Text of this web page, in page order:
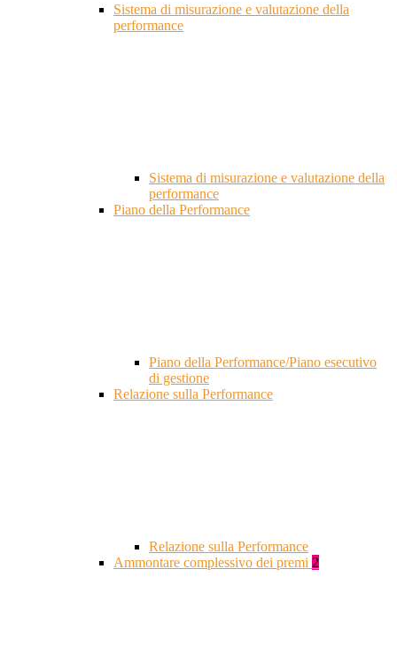
Sistema di misurazione e valutazione della
performance
Sistema di misurazione e valutazione della
performance
Piano della Performance
Piano della Performance/Piano esecutivo
di gestione
Relazione sulla Performance
Relazione sulla Performance
Ammontare complessivo dei premi 2